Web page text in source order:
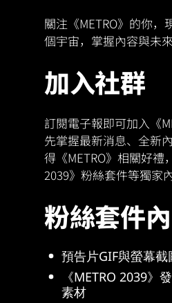
關注《METRO》的你，
個宇宙，掌握內容與未
加入社群
訂閱電子報即可加入《
先掌握最新消息、全新
得《METRO》相關好禮
2039》粉絲套件等獨家
粉絲套件
預告片GIF與螢幕截
《METRO 2039》
素材